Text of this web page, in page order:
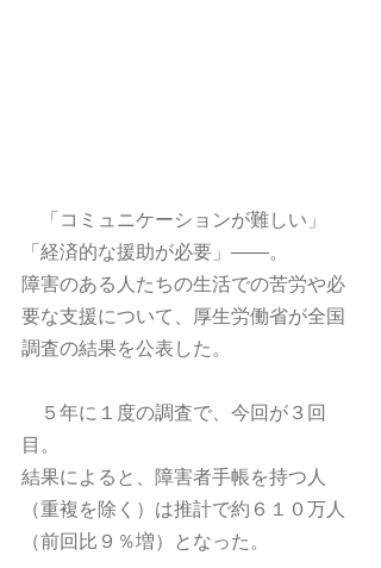
「コミュニケーションが難しい」
「経済的な援助が必要」――。
障害のある人たちの生活での苦労や必
要な支援について、厚生労働省が全国
調査の結果を公表した。
５年に１度の調査で、今回が３回
目。
結果によると、障害者手帳を持つ人
（重複を除く）は推計で約６１０万人
（前回比９％増）となった。